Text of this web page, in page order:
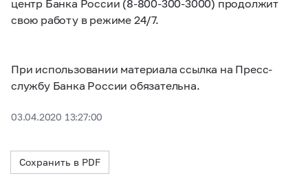
центр Банка России (8-800-300-3000) продолжит
свою работу в режиме 24/7.
При использовании материала ссылка на Пресс-
службу Банка России обязательна.
03.04.2020 13:27:00
Сохранить в PDF